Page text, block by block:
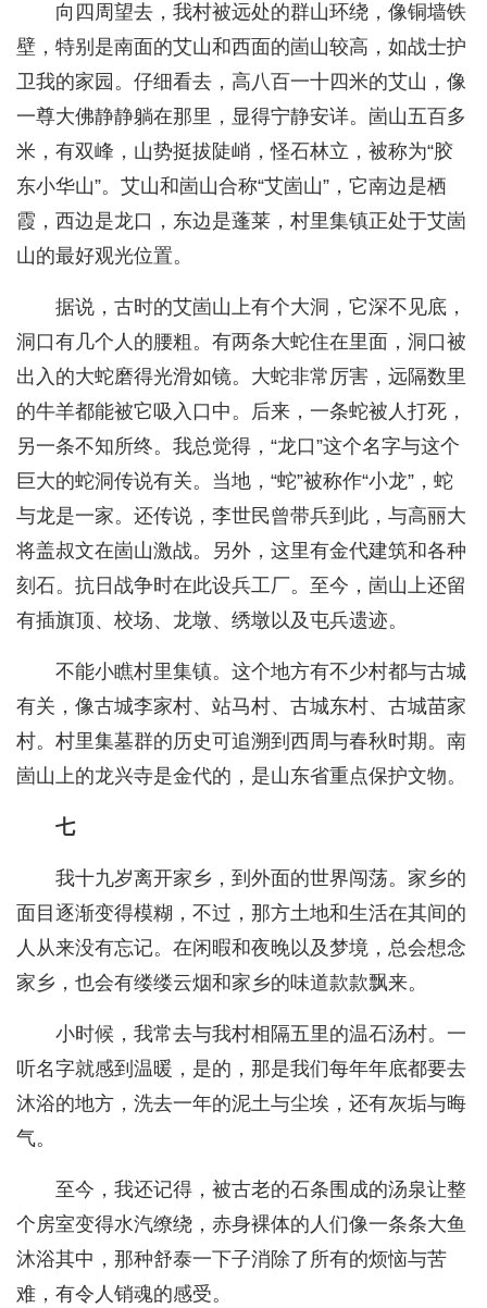
向四周望去，我村被远处的群山环绕，像铜墙铁
壁，特别是南面的艾山和西面的崮山较高，如战士护
卫我的家园。仔细看去，高八百一十四米的艾山，像
一尊大佛静静躺在那里，显得宁静安详。崮山五百多
米，有双峰，山势挺拔陡峭，怪石林立，被称为“胶
东小华山”。艾山和崮山合称“艾崮山”，它南边是栖
霞，西边是龙口，东边是蓬莱，村里集镇正处于艾崮
山的最好观光位置。
据说，古时的艾崮山上有个大洞，它深不见底，
洞口有几个人的腰粗。有两条大蛇住在里面，洞口被
出入的大蛇磨得光滑如镜。大蛇非常厉害，远隔数里
的牛羊都能被它吸入口中。后来，一条蛇被人打死，
另一条不知所终。我总觉得，“龙口”这个名字与这个
巨大的蛇洞传说有关。当地，“蛇”被称作“小龙”，蛇
与龙是一家。还传说，李世民曾带兵到此，与高丽大
将盖叔文在崮山激战。另外，这里有金代建筑和各种
刻石。抗日战争时在此设兵工厂。至今，崮山上还留
有插旗顶、校场、龙墩、绣墩以及屯兵遗迹。
不能小瞧村里集镇。这个地方有不少村都与古城
有关，像古城李家村、站马村、古城东村、古城苗家
村。村里集墓群的历史可追溯到西周与春秋时期。南
崮山上的龙兴寺是金代的，是山东省重点保护文物。
七
我十九岁离开家乡，到外面的世界闯荡。家乡的
面目逐渐变得模糊，不过，那方土地和生活在其间的
人从来没有忘记。在闲暇和夜晚以及梦境，总会想念
家乡，也会有缕缕云烟和家乡的味道款款飘来。
小时候，我常去与我村相隔五里的温石汤村。一
听名字就感到温暖，是的，那是我们每年年底都要去
沐浴的地方，洗去一年的泥土与尘埃，还有灰垢与晦
气。
至今，我还记得，被古老的石条围成的汤泉让整
个房室变得水汽缭绕，赤身裸体的人们像一条条大鱼
沐浴其中，那种舒泰一下子消除了所有的烦恼与苦
难，有令人销魂的感受。